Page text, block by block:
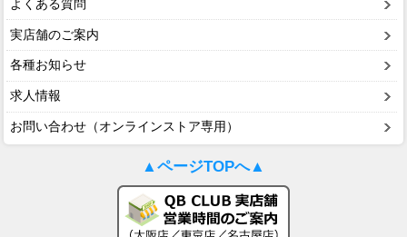
よくある質問
実店舗のご案内
各種お知らせ
求人情報
お問い合わせ（オンラインストア専用）
▲ページTOPへ▲